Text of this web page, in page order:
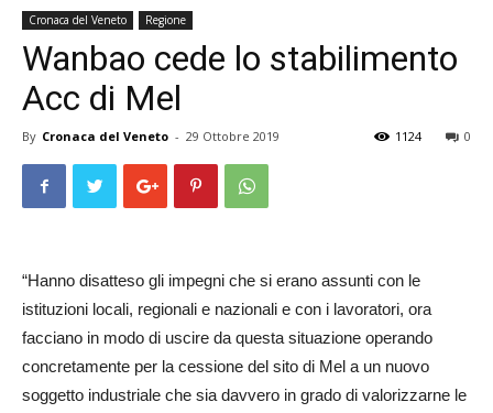
Cronaca del Veneto Regione
Wanbao cede lo stabilimento
Acc di Mel
By Cronaca del Veneto - 29 Ottobre 2019 0
1124
“Hanno disatteso gli impegni che si erano assunti con le
istituzioni locali, regionali e nazionali e con i lavoratori, ora
facciano in modo di uscire da questa situazione operando
concretamente per la cessione del sito di Mel a un nuovo
soggetto industriale che sia davvero in grado di valorizzarne le